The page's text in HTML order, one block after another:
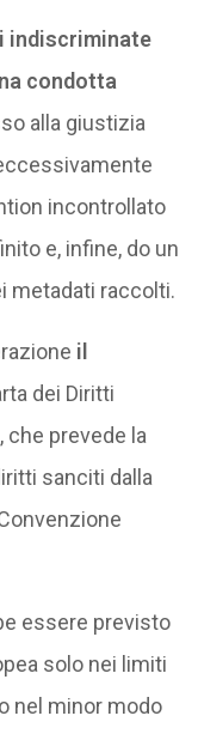
indiscriminate
condotta
alla giustizia
incontrollato
e, infine, do un
metadati raccolti.
il
dei Diritti
che prevede la
sanciti dalla
essere previsto
solo nei limiti
nel minor modo